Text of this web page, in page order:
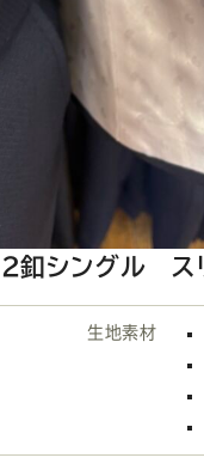
2釦シングル ス
生地素材